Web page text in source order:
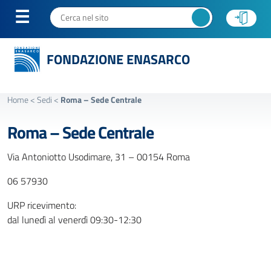
FONDAZIONE ENASARCO
Home<Sedi < Roma – Sede Centrale
Roma – Sede Centrale
Via Antoniotto Usodimare, 31 – 00154 Roma
06 57930
URP ricevimento:
dal lunedì al venerdì 09:30-12:30